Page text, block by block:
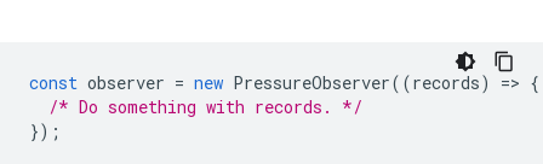
const observer = new PressureObserver((records) => {
/* Do something with records. */
});